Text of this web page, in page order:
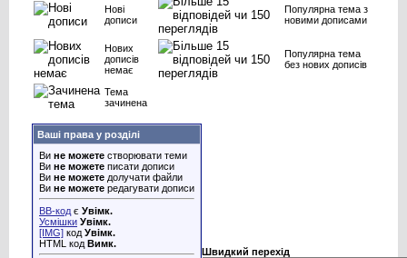
Нові
дописи
Популярна тема з
новими дописами
Нових
дописів
немає
Популярна тема
без нових дописів
Тема
зачинена
Ваші права у розділі
Ви не можете створювати теми
Ви не можете писати дописи
Ви не можете долучати файли
Ви не можете редагувати дописи
BB-код є Увімк.
Усмішки Увімк.
[IMG] код Увімк.
HTML код Вимк.
Швидкий перехід